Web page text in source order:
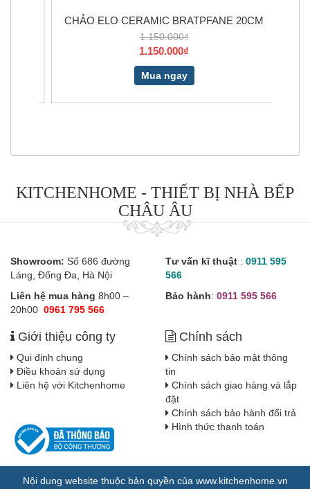
CHẢO ELO CERAMIC BRATPFANE 20CM
1.150.000₫
1.150.000₫
Mua ngay
KITCHENHOME - THIẾT BỊ NHÀ BẾP
CHÂU ÂU
Showroom: Số 686 đường
Láng, Đống Đa, Hà Nội
Liên hệ mua hàng 8h00 –
20h00 0961 795 566
Tư vấn kĩ thuật : 0911 595
566
Bảo hành: 0911 595 566
Giới thiệu công ty
Qui định chung
Điều khoản sử dụng
Liên hệ với Kitchenhome
Chính sách
Chính sách bảo mật thông
tin
Chính sách giao hàng và lắp
đặt
Chính sách bảo hành đổi trả
Hình thức thanh toán
Nội dung website thuộc bản quyền của www.kitchenhome.vn